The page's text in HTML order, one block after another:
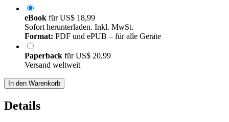
eBook fürUS$ 18,99
Sofort herunterladen. Inkl. MwSt.
Format: PDF und ePUB – für alle Geräte
Paperback fürUS$ 20,99
Versand weltweit
In den Warenkorb
Details